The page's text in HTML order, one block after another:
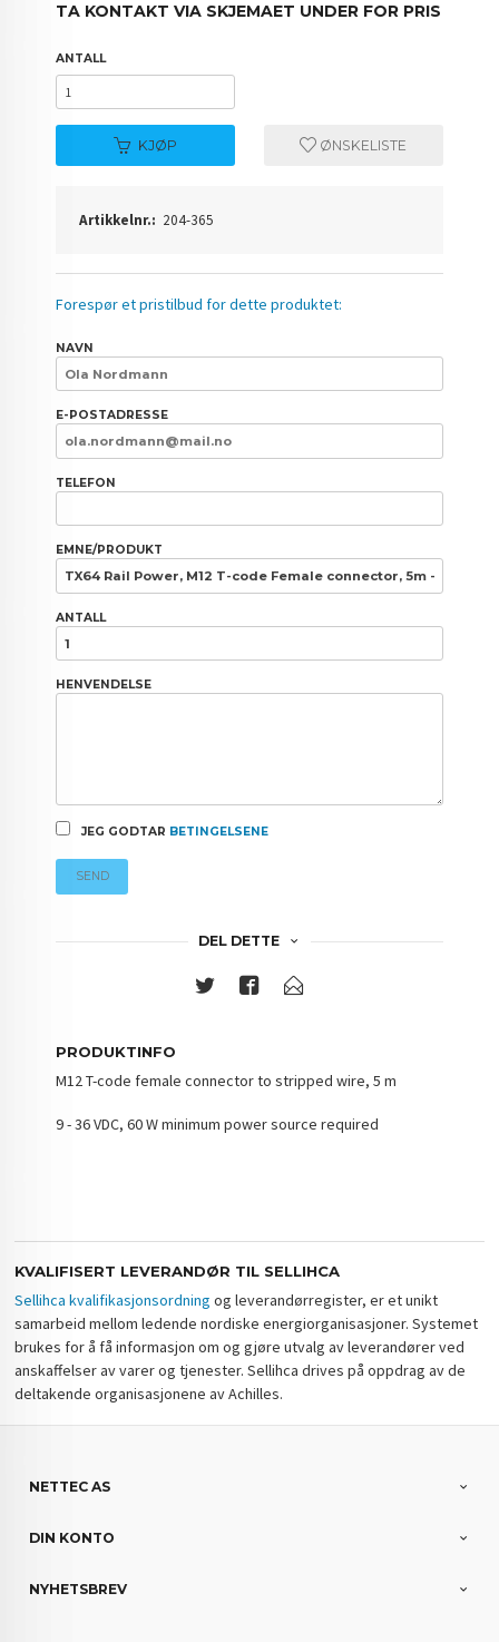
TA KONTAKT VIA SKJEMAET UNDER FOR PRIS
ANTALL
KJØP ØNSKELISTE
Artikkelnr.: 204-365
Forespør et pristilbud for dette produktet:
NAVN
E-POSTADRESSE
TELEFON
EMNE/PRODUKT
ANTALL
HENVENDELSE
JEG GODTAR BETINGELSENE
SEND
DEL DETTE
PRODUKTINFO
M12 T-code female connector to stripped wire, 5 m
9 - 36 VDC, 60 W minimum power source required
KVALIFISERT LEVERANDØR TIL SELLIHCA
Sellihca kvalifikasjonsordning og leverandørregister, er et unikt
samarbeid mellom ledende nordiske energiorganisasjoner. Systemet
brukes for å få informasjon om og gjøre utvalg av leverandører ved
anskaffelser av varer og tjenester. Sellihca drives på oppdrag av de
deltakende organisasjonene av Achilles.
NETTEC AS
DIN KONTO
NYHETSBREV